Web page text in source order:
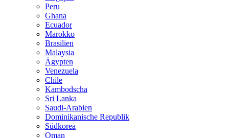
Peru
Ghana
Ecuador
Marokko
Brasilien
Malaysia
Ägypten
Venezuela
Chile
Kambodscha
Sri Lanka
Saudi-Arabien
Dominikanische Republik
Südkorea
Oman